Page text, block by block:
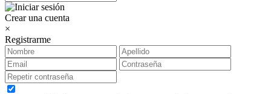
Crear una cuenta
×
Registrarme